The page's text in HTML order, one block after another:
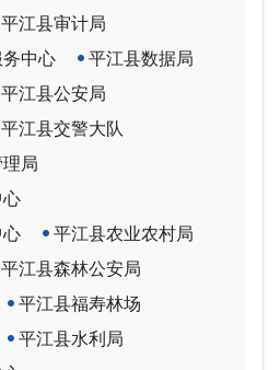
平江县审计局
中心
平江县数据局
平江县公安局
平江县交警大队
局
平江县农业农村局
平江县森林公安局
平江县福寿林场
平江县水利局